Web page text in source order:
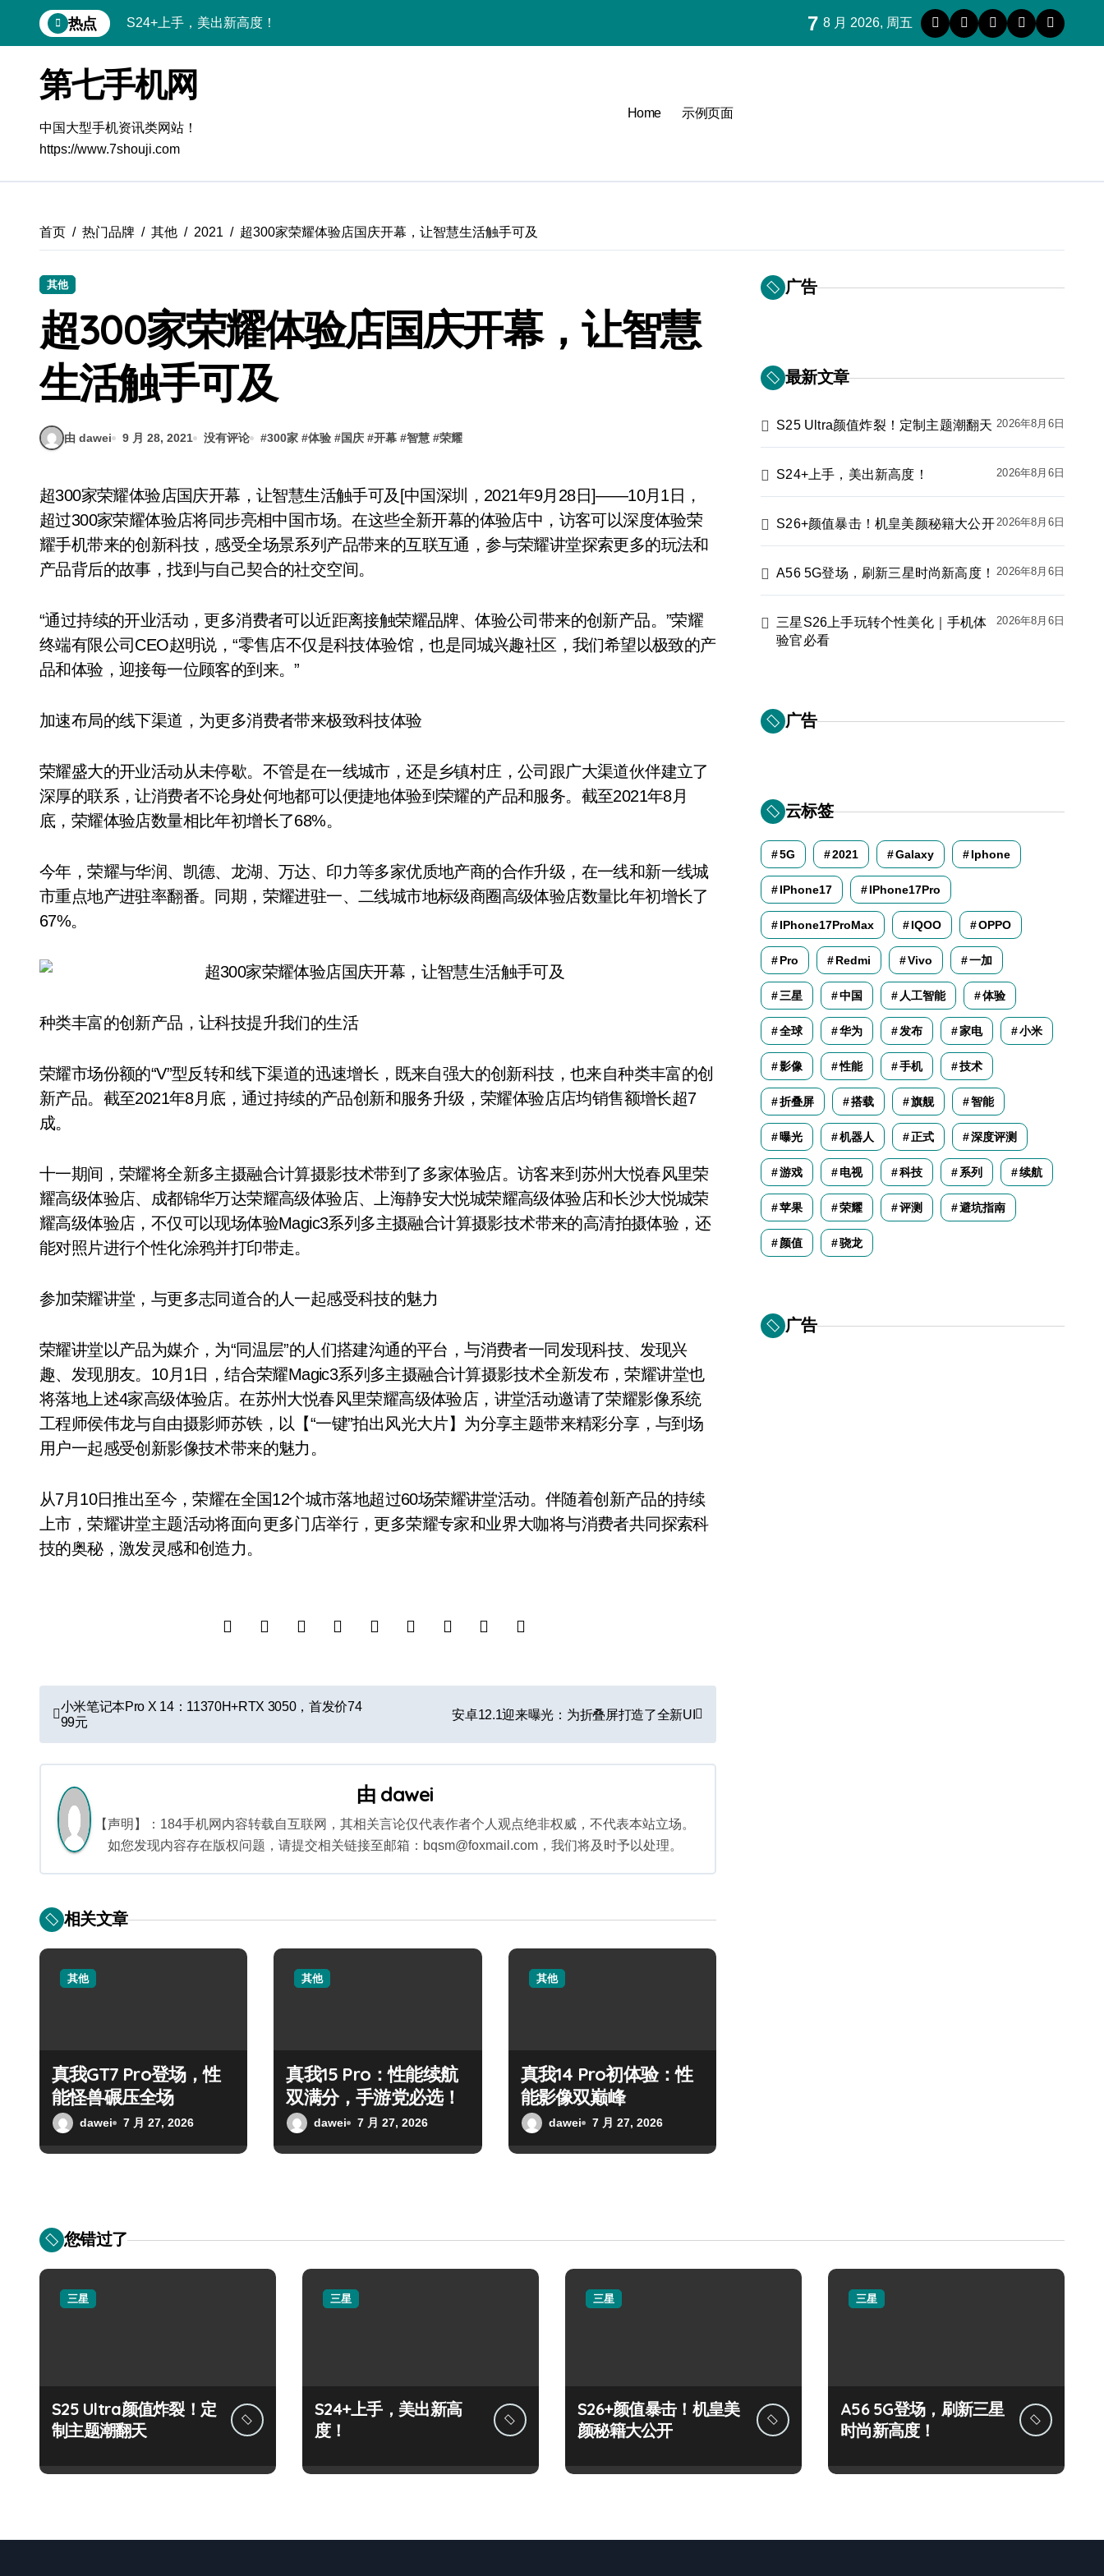
到
热点 S24+上手，美出新高度！
A56 5G登场，刷新三星时尚新高度！
三星S26上手玩转个性美化｜手机体验官必看
S25美化秘籍：个性定制，炫酷随行
Galaxy C55 5G潮玩定制，焕新体验无限可能
Galaxy Z Flip6：折叠时尚，秒变潮流焦点
S25 Ultra颜值炸裂！定制主题潮翻天
7 8 月 2026, 周五
第七手机网
中国大型手机资讯类网站！
https://www.7shouji.com
Home 示例页面
首页 热门品牌 其他 2021 超300家荣耀体验店国庆开幕，让智慧生活触手可及
其他
超300家荣耀体验店国庆开幕，让智慧
生活触手可及
由 dawei 9 月 28, 2021 没有评论 #300家 #体验 #国庆 #开幕 #智慧 #荣耀
超300家荣耀体验店国庆开幕，让智慧生活触手可及[中国深圳，2021年9月28日]——10月1日，
超过300家荣耀体验店将同步亮相中国市场。在这些全新开幕的体验店中，访客可以深度体验荣
耀手机带来的创新科技，感受全场景系列产品带来的互联互通，参与荣耀讲堂探索更多的玩法和
产品背后的故事，找到与自己契合的社交空间。
“通过持续的开业活动，更多消费者可以近距离接触荣耀品牌、体验公司带来的创新产品。”荣耀
终端有限公司CEO赵明说，“零售店不仅是科技体验馆，也是同城兴趣社区，我们希望以极致的产
品和体验，迎接每一位顾客的到来。”
加速布局的线下渠道，为更多消费者带来极致科技体验
荣耀盛大的开业活动从未停歇。不管是在一线城市，还是乡镇村庄，公司跟广大渠道伙伴建立了
深厚的联系，让消费者不论身处何地都可以便捷地体验到荣耀的产品和服务。截至2021年8月
底，荣耀体验店数量相比年初增长了68%。
今年，荣耀与华润、凯德、龙湖、万达、印力等多家优质地产商的合作升级，在一线和新一线城
市重点地产进驻率翻番。同期，荣耀进驻一、二线城市地标级商圈高级体验店数量比年初增长了
67%。
种类丰富的创新产品，让科技提升我们的生活
荣耀市场份额的“V”型反转和线下渠道的迅速增长，既来自强大的创新科技，也来自种类丰富的创
新产品。截至2021年8月底，通过持续的产品创新和服务升级，荣耀体验店店均销售额增长超7
成。
十一期间，荣耀将全新多主摄融合计算摄影技术带到了多家体验店。访客来到苏州大悦春风里荣
耀高级体验店、成都锦华万达荣耀高级体验店、上海静安大悦城荣耀高级体验店和长沙大悦城荣
耀高级体验店，不仅可以现场体验Magic3系列多主摄融合计算摄影技术带来的高清拍摄体验，还
能对照片进行个性化涂鸦并打印带走。
参加荣耀讲堂，与更多志同道合的人一起感受科技的魅力
荣耀讲堂以产品为媒介，为“同温层”的人们搭建沟通的平台，与消费者一同发现科技、发现兴
趣、发现朋友。10月1日，结合荣耀Magic3系列多主摄融合计算摄影技术全新发布，荣耀讲堂也
将落地上述4家高级体验店。在苏州大悦春风里荣耀高级体验店，讲堂活动邀请了荣耀影像系统
工程师侯伟龙与自由摄影师苏铁，以【“一键”拍出风光大片】为分享主题带来精彩分享，与到场
用户一起感受创新影像技术带来的魅力。
从7月10日推出至今，荣耀在全国12个城市落地超过60场荣耀讲堂活动。伴随着创新产品的持续
上市，荣耀讲堂主题活动将面向更多门店举行，更多荣耀专家和业界大咖将与消费者共同探索科
技的奥秘，激发灵感和创造力。
文
章
导
航
小米笔记本Pro X 14：11370H+RTX 3050，首发价74
99元
安卓12.1迎来曝光：为折叠屏打造了全新UI
由 dawei
【声明】：184手机网内容转载自互联网，其相关言论仅代表作者个人观点绝非权威，不代表本站立场。
如您发现内容存在版权问题，请提交相关链接至邮箱：bqsm@foxmail.com，我们将及时予以处理。
相关文章
其他
真我GT7 Pro登场，性
能怪兽碾压全场
dawei 7 月 27, 2026
其他
真我15 Pro：性能续航
双满分，手游党必选！
dawei 7 月 27, 2026
其他
真我14 Pro初体验：性
能影像双巅峰
dawei 7 月 27, 2026
广告
最新文章
S25 Ultra颜值炸裂！定制主题潮翻天 2026年8月6日
S24+上手，美出新高度！ 2026年8月6日
S26+颜值暴击！机皇美颜秘籍大公开2026年8月6日
A56 5G登场，刷新三星时尚新高度！ 2026年8月6日
三星S26上手玩转个性美化｜手机体
验官必看
2026年8月6日
广告
云标签
5G 2021 Galaxy Iphone
IPhone17 IPhone17Pro
IPhone17ProMax IQOO OPPO
Pro Redmi Vivo 一加
三星 中国 人工智能 体验
全球 华为 发布 家电 小米
影像 性能 手机 技术
折叠屏 搭载 旗舰 智能
曝光 机器人 正式 深度评测
游戏 电视 科技 系列 续航
苹果 荣耀 评测 避坑指南
颜值 骁龙
广告
您错过了
三星
S25 Ultra颜值炸裂！定
制主题潮翻天
三星
S24+上手，美出新高
度！
三星
S26+颜值暴击！机皇美
颜秘籍大公开
三星
A56 5G登场，刷新三星
时尚新高度！